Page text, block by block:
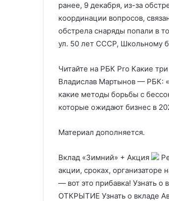
ранее, 9 декабря, из-за
координации вопросов,
обстрела снаряды попали в
ул. 50 лет СССР, Школьному
Читайте на РБК Pro Какие
Владислав Мартынов — РБК:
какие методы борьбы с
которые ожидают бизнес в
Материал дополняется.
Вклад «Зимний» + Акция
акции, сроках, организаторе
— вот это прибавка! Узнать о
ОТКРЫТИЕ Узнать о вкладе